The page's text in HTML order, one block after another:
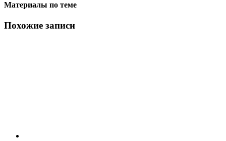
Материалы по теме
Похожие записи